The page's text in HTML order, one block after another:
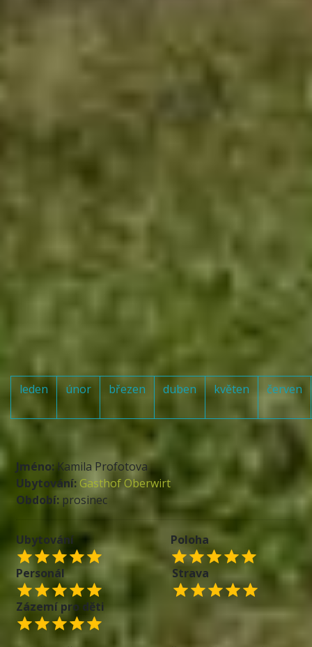
Fotoalbum a Vaše
hodnocení
+ PŘIDAT
leden únor březen duben květen červen
Jméno: Kamila Profotova
Ubytování: Gasthof Oberwirt
Období: prosinec
Ubytování Poloha
Personál Strava
Zázemí pro děti